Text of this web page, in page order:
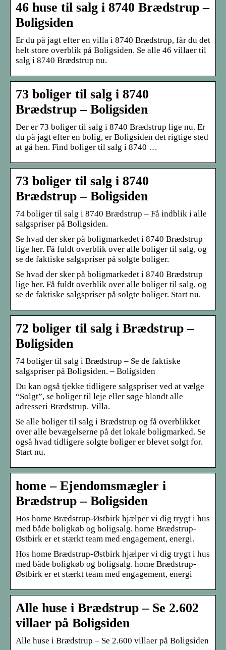
46 huse til salg i 8740 Brædstrup –
Boligsiden
Er du på jagt efter en villa i 8740 Brædstrup, får du det
helt store overblik på Boligsiden. Se alle 46 villaer til
salg i 8740 Brædstrup nu.
73 boliger til salg i 8740
Brædstrup – Boligsiden
Der er 73 boliger til salg i 8740 Brædstrup lige nu. Er
du på jagt efter en bolig, er Boligsiden det rigtige sted
at gå hen. Find boliger til salg i 8740 …
73 boliger til salg i 8740
Brædstrup – Boligsiden
74 boliger til salg i 8740 Brædstrup – Få indblik i alle
salgspriser på Boligsiden.
Se hvad der sker på boligmarkedet i 8740 Brædstrup
lige her. Få fuldt overblik over alle boliger til salg, og
se de faktiske salgspriser på solgte boliger.
Se hvad der sker på boligmarkedet i 8740 Brædstrup
lige her. Få fuldt overblik over alle boliger til salg, og
se de faktiske salgspriser på solgte boliger. Start nu.
72 boliger til salg i Brædstrup –
Boligsiden
74 boliger til salg i Brædstrup – Se de faktiske
salgspriser på Boligsiden. – Boligsiden
Du kan også tjekke tidligere salgspriser ved at vælge
“Solgt”, se boliger til leje eller søge blandt alle
adresseri Brædstrup. Villa.
Se alle boliger til salg i Brædstrup og få overblikket
over alle bevægelserne på det lokale boligmarked. Se
også hvad tidligere solgte boliger er blevet solgt for.
Start nu.
home – Ejendomsmægler i
Brædstrup – Boligsiden
Hos home Brædstrup-Østbirk hjælper vi dig trygt i hus
med både boligkøb og boligsalg. home Brædstrup-
Østbirk er et stærkt team med engagement, energi.
Hos home Brædstrup-Østbirk hjælper vi dig trygt i hus
med både boligkøb og boligsalg. home Brædstrup-
Østbirk er et stærkt team med engagement, energi
Alle huse i Brædstrup – Se 2.602
villaer på Boligsiden
Alle huse i Brædstrup – Se 2.600 villaer på Boligsiden